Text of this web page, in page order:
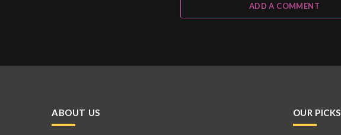
ADD A COMMENT
ABOUT US OUR PICKS